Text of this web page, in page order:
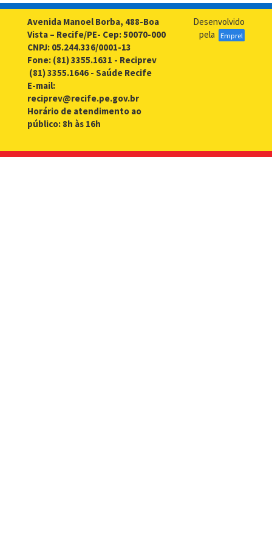
de
Previdências
Públicas
da
APEPP
e
II
Encontro
da
ANEP
Avenida Manoel Borba, 488-Boa
Vista – Recife/PE- Cep: 50070-000
CNPJ: 05.244.336/0001-13
Fone: (81) 3355.1631 - Reciprev
(81) 3355.1646 - Saúde Recife
E-mail:
reciprev@recife.pe.gov.br
Horário de atendimento ao
público: 8h às 16h
Desenvolvido
pela
Emprel